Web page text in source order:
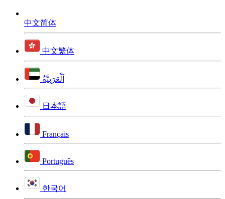
中文简体
中文繁体
اَلْعَرَبِيَّةُ
日本語
Français
Português
한국어